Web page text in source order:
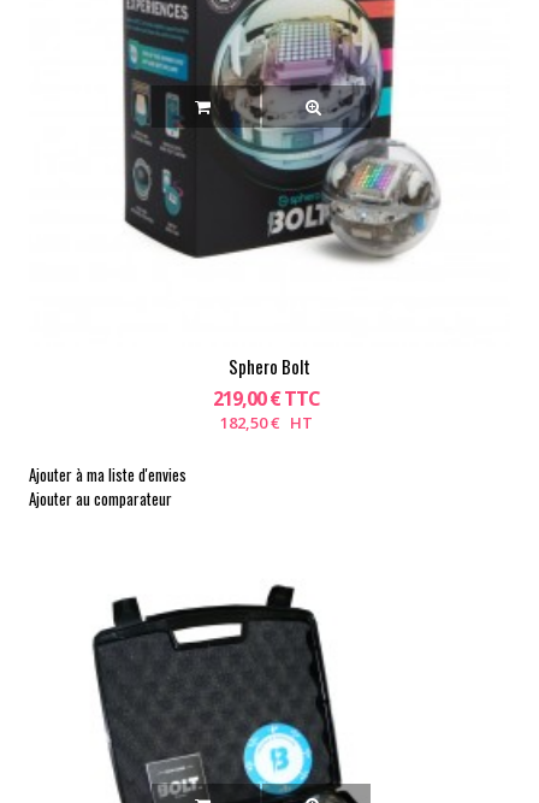
Sphero Bolt
219,00 € TTC
182,50 € HT
Ajouter à ma liste d'envies
Ajouter au comparateur